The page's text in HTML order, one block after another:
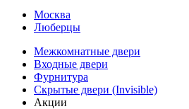
Москва
Люберцы
Межкомнатные двери
Входные двери
Фурнитура
Скрытые двери (Invisible)
Акции